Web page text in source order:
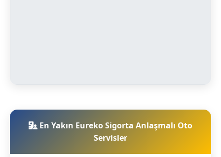
En Yakın Eureko Sigorta Anlaşmalı Oto
Servisler